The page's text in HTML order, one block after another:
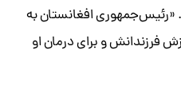
«رئیس‌جمهوری افغانستان به
فرزندانش و برای درمان او